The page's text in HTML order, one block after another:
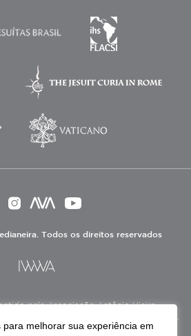
Todos os direitos reservados
pela Associação Antônio Vieira
privado sem fins lucrativos, filantrópica,
assistencial e beneficente, certificada
para melhorar sua experiência em